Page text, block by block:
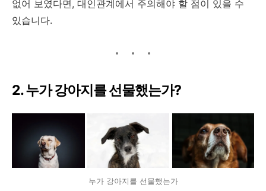
없어 보였다면, 대인관계에서 주의해야 할 점이 있을 수
있습니다.
2. 누가 강아지를 선물했는가?
누가 강아지를 선물했는가